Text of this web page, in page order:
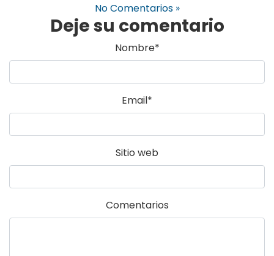
No Comentarios »
Deje su comentario
Nombre*
Email*
Sitio web
Comentarios